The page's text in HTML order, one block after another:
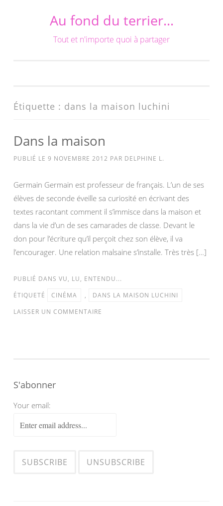
Au fond du terrier…
Tout et n'importe quoi à partager
Étiquette : dans la maison luchini
Dans la maison
PUBLIÉ LE 9 NOVEMBRE 2012 PAR DELPHINE L.
Germain Germain est professeur de français. L’un de ses
élèves de seconde éveille sa curiosité en écrivant des
textes racontant comment il s’immisce dans la maison et
dans la vie d’un de ses camarades de classe. Devant le
don pour l’écriture qu’il perçoit chez son élève, il va
l’encourager. Une relation malsaine s’installe. Très très […]
PUBLIÉ DANS VU, LU, ENTENDU...
ÉTIQUETÉ
CINÉMA ,
DANS LA MAISON LUCHINI
LAISSER UN COMMENTAIRE
S'abonner
Your email: